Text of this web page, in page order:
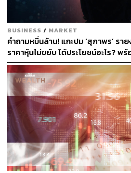
ABOUT THE
สกุลชัย เก่งอนั
Content
STANDARD
BUSINESS / MARKET
คำถามหมื่นล้าน! แกะปม ‘สุภาพร’ รา
ราคาหุ้นไม่ขยับ ได้ประโยชน์อะไร? พ
ตลาดทุนไทย